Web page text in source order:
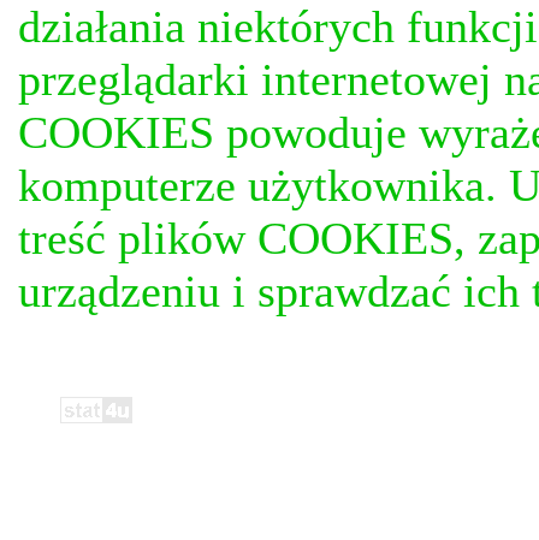
działania niektórych
przeglądarki internetowej
COOKIES powoduje
komputerze użytkownika.
treść plików COOKIES,
urządzeniu i sprawdzać ich